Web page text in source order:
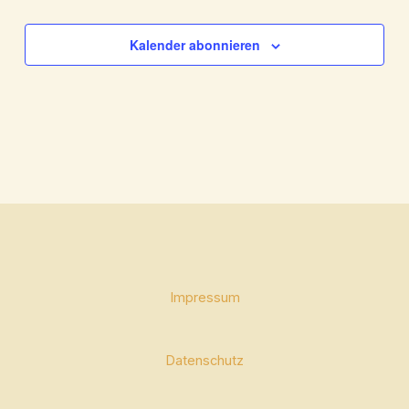
Kalender abonnieren
Impressum
Datenschutz